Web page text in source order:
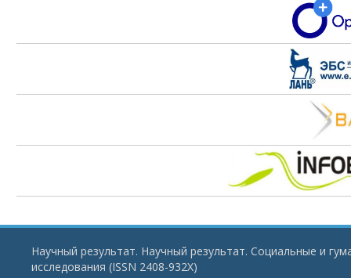
Научный результат. Научный результат. Социальные и
исследования (ISSN 2408-932X)